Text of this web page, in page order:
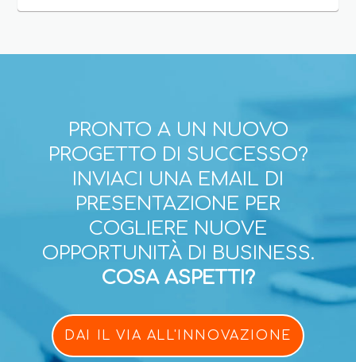
PRONTO A UN NUOVO
PROGETTO DI SUCCESSO?
INVIACI UNA EMAIL DI
PRESENTAZIONE PER
COGLIERE NUOVE
OPPORTUNITÀ DI BUSINESS.
COSA ASPETTI?
DAI IL VIA ALL'INNOVAZIONE